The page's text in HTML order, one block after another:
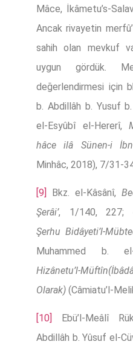
Mâce, İkâmetu’s-
Ancak rivayetin
sahih olan mevkuf
uygun gördük.
değerlendirmesi için
b. Abdillâh b. Yusuf
el-Esyûbî el-Hererî,
hâce ilâ Sünen-i
Minhâc, 2018), 7/31-
[9] Bkz. el-Kâsânî,
Şerâi’, 1/140, 227;
Şerhu Bidâyeti’l-
Muhammed b. el-
Hizânetu’l-
Olarak) (Câmiatu’l-
[10]
Ebü’l-Meâlî
Abdillâh b. Yûsuf el-